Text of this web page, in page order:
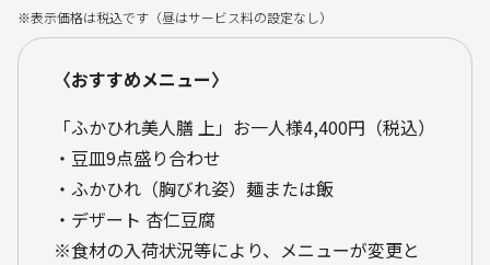
※表示価格は税込です（昼はサービス料の設定なし）
〈おすすめメニュー〉
「ふかひれ美人膳 上」お一人様4,400円（税込）
・豆皿9点盛り合わせ
・ふかひれ（胸びれ姿）麺または飯
・デザート 杏仁豆腐
※食材の入荷状況等により、メニューが変更と